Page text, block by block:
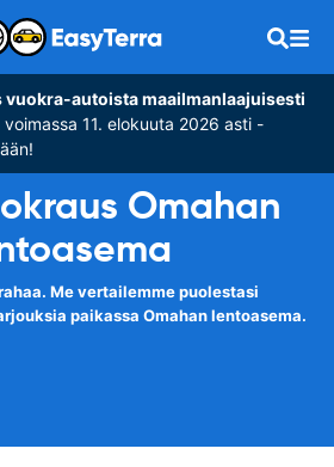
vuokra-autoista maailmanlaajuisesti
11. elokuuta 2026 asti -
Omahan
Me vertailemme puolestasi
paikassa Omahan lentoasema.